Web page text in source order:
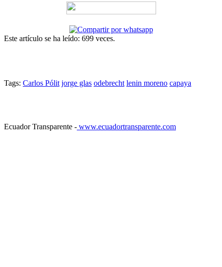
Este artículo se ha leído: 699 veces.
Tags: Carlos Pólit jorge glas odebrecht lenin moreno capaya
Ecuador Transparente - www.ecuadortransparente.com